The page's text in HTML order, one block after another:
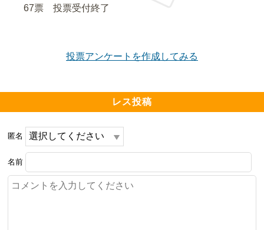
けない、自転車を乗り入れしてはいけないなどルールが
━━━━━━━━━━━━━━━━━━━
スーパーのオリンピックや業務スーパー、ケンタッキー
フライドチキンやサンドラッグ、セブンイレブンなど、
すぐ近くにある。
幼稚園や小学校、中学校も近く、登下校も安心できる。
67票 投票受付終了
投票アンケートを作成してみる
レス投稿
匿名
名前